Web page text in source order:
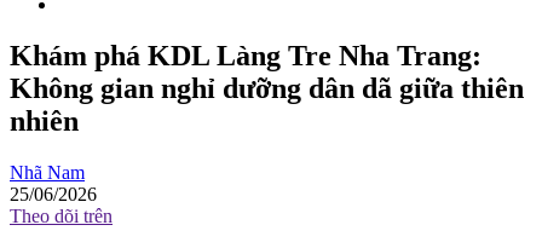
Khám phá KDL Làng Tre Nha Trang:
Không gian nghỉ dưỡng dân dã giữa thiên
nhiên
Nhã Nam
25/06/2026
Theo dõi trên